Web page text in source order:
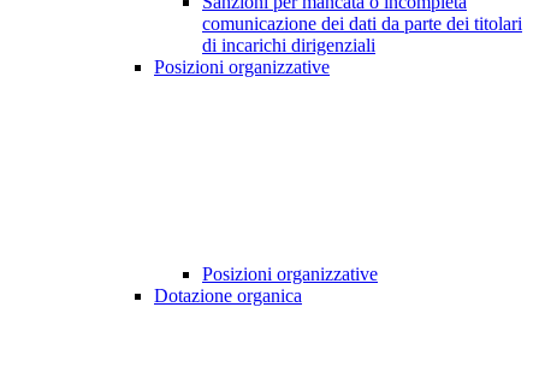
comunicazione dei dati da parte dei titolari
di incarichi dirigenziali
Posizioni organizzative
Posizioni organizzative
Dotazione organica